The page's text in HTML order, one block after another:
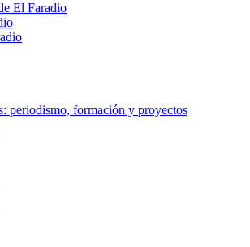
El Faradio
periodismo, formación y proyectos